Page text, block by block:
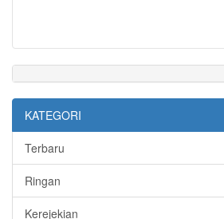
KATEGORI
Terbaru
Ringan
Kerejekian